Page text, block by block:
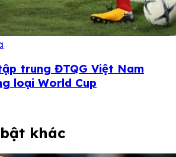
trung ĐTQG Việt Nam
loại World Cup
khác